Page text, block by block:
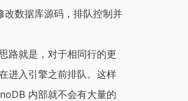
改数据库源码，排队控制并
路就是，对于相同行的更
进入引擎之前排队。这样
内部就不会有大量的